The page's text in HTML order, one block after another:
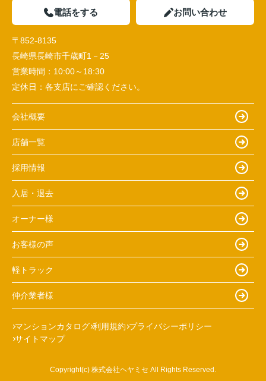
電話をする お問い合わせ
〒852-8135
長崎県長崎市千歳町1－25
営業時間： 10:00～18:30
定休日： 各支店にご確認ください。
会社概要
店舗一覧
採用情報
入居・退去
オーナー様
お客様の声
軽トラック
仲介業者様
マンションカタログ 利用規約 プライバシーポリシー
サイトマップ
Copyright(c) 株式会社ヘヤミセ All Rights Reserved.